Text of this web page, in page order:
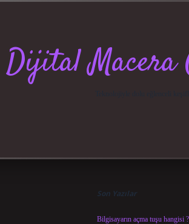
Dijital Macera
Son Yazılar
Bilgisayarın açma tuşu hangisi ?